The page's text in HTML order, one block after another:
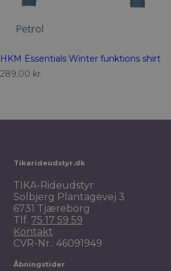
HKM Essentials Winter funktions shirt
289,00 kr.
Tikarideudstyr.dk
TIKA-Rideudstyr
Solbjerg Plantagevej 3
6731 Tjæreborg
Tlf. 75 17 59 59
Kontakt
CVR-Nr.: 46091949
Åbningstider